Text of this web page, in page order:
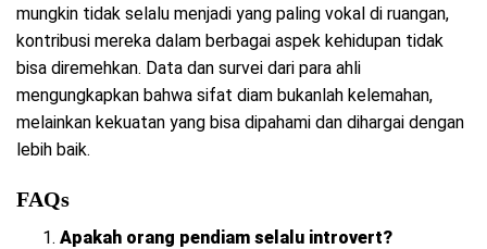
mungkin tidak selalu menjadi yang paling vokal di ruangan,
kontribusi mereka dalam berbagai aspek kehidupan tidak
bisa diremehkan. Data dan survei dari para ahli
mengungkapkan bahwa sifat diam bukanlah kelemahan,
melainkan kekuatan yang bisa dipahami dan dihargai dengan
lebih baik.
FAQs
Apakah orang pendiam selalu introvert?